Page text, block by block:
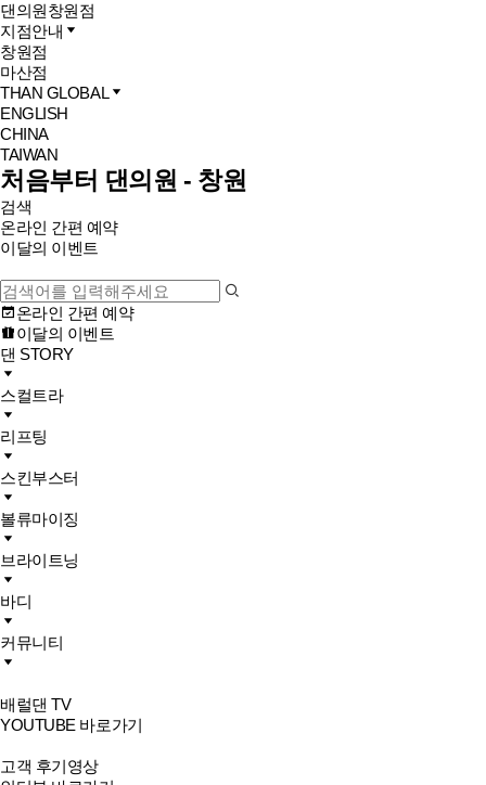
댄의원창원점
지점안내
창원점
마산점
THAN GLOBAL
ENGLISH
CHINA
TAIWAN
처음부터 댄의원 - 창원
검색
온라인 간편 예약
이달의 이벤트
온라인 간편 예약
이달의 이벤트
댄 STORY
스컬트라
리프팅
스킨부스터
볼류마이징
브라이트닝
바디
커뮤니티
배럴댄 TV
YOUTUBE 바로가기
고객 후기영상